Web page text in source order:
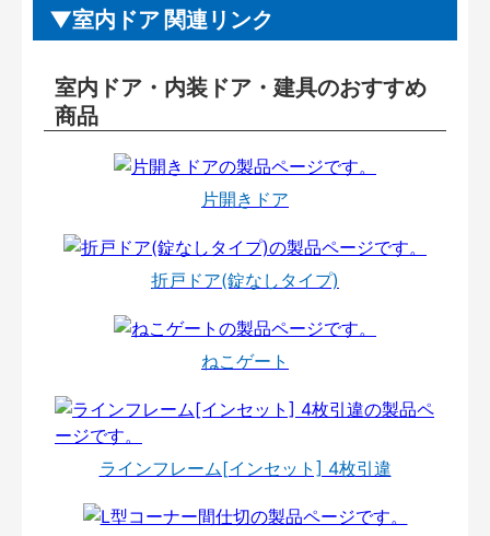
室内ドア 関連リンク
室内ドア・内装ドア・建具のおすすめ
商品
片開きドア
折戸ドア(錠なしタイプ)
ねこゲート
ラインフレーム[インセット] 4枚引違